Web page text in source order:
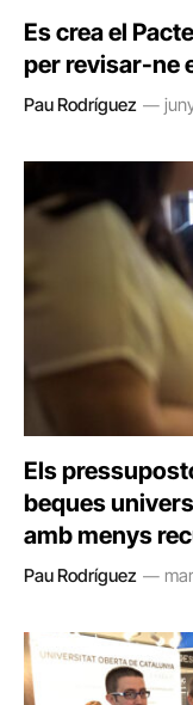
Es crea el
per revisar-ne
Pau Rodríguez
Els
beques
amb menys
Pau Rodríguez